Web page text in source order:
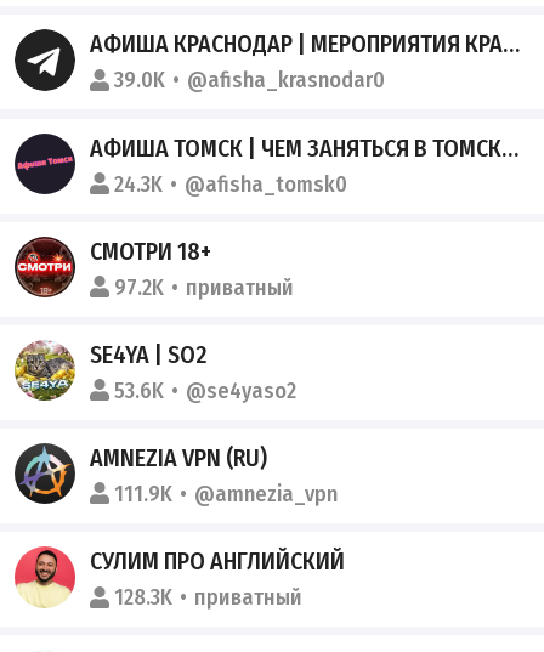
АФИША КРАСНОДАР | МЕРОПРИЯТИЯ КРАСНОДАРА | ЧЕМ ЗАНЯТЬСЯ В КРАСНОДАРЕ
39.0K @afisha_krasnodar0
АФИША ТОМСК | ЧЕМ ЗАНЯТЬСЯ В ТОМСКЕ| МЕРОПРИЯТИЯ ТОМСКА
24.3K @afisha_tomsk0
СМОТРИ 18+
97.2K приватный
SE4YA | SO2
53.6K @se4yaso2
AMNEZIA VPN (RU)
111.9K @amnezia_vpn
СУЛИМ ПРО АНГЛИЙСКИЙ
128.3K приватный